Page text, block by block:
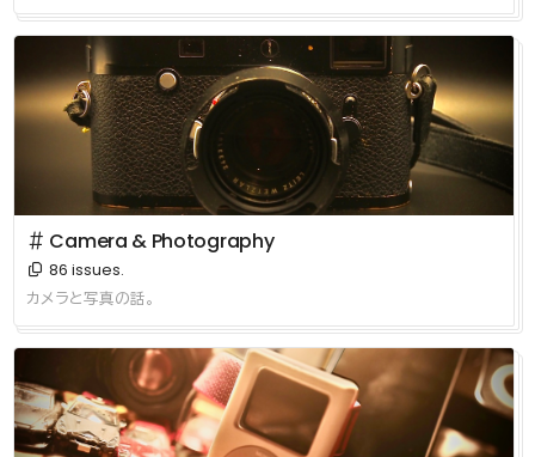
＃ Camera & Photography
86 issues.
カメラと写真の話。